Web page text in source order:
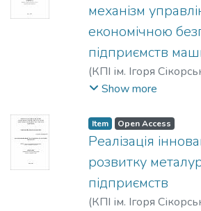
механізм
економічною
підприємств
(КПІ ім. Ігоря
Станіслав Васильович
Show more
Item Open Access
Реалізація
розвитку
підприємств
(КПІ ім. Ігоря